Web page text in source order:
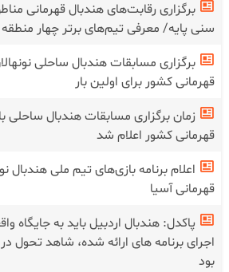
برگزاری رقابت‌های هندبال قهرمانی
سنی پایه/ معرفی تیم‌های برتر چهار منطقه
برگزاری مسابقات هندبال ساحلی
قهرمانی کشور برای اولین بار
زمان برگزاری مسابقات هندبال ساحلی
قهرمانی کشور اعلام شد
اعلام برنامه بازی‌های تیم ملی هندبال
قهرمانی آسیا
پاکدل: هندبال اردبیل باید به جایگاه
اجرای برنامه های ارائه شده، شاهد تحول
بود